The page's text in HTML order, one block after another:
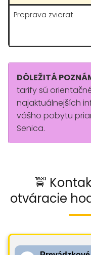
Preprava zvierat
DÔLEŽITÁ
tarify sú
najaktuálnejších
vášho pobytu
Senica.
🚖
otváracie